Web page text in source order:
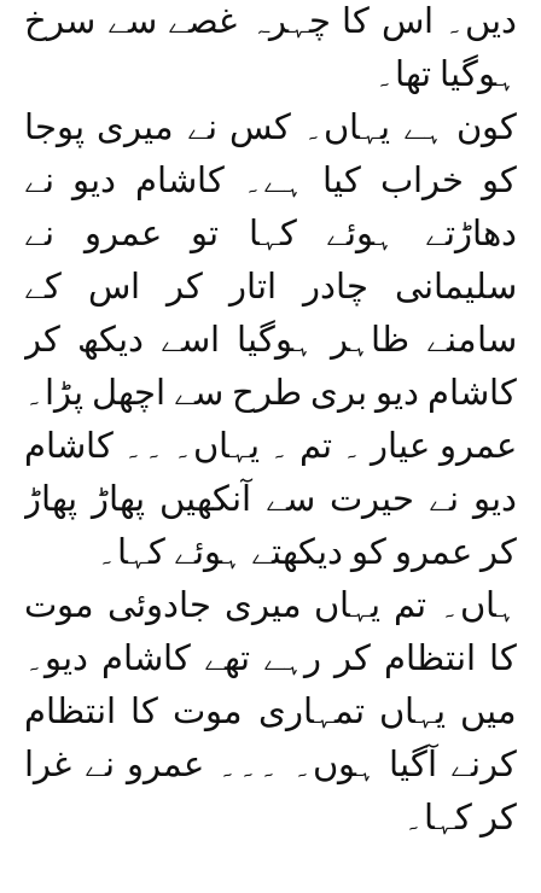
دیں۔ اس کا چہرہ غصے سے سرخ
ہوگیا تھا۔
کون ہے یہاں۔ کس نے میری پوجا
کو خراب کیا ہے۔ کاشام دیو نے
دھاڑتے ہوئے کہا تو عمرو نے
سلیمانی چادر اتار کر اس کے
سامنے ظاہر ہوگیا اسے دیکھ کر
کاشام دیو بری طرح سے اچھل پڑا۔
عمرو عیار ۔ تم ۔ یہاں۔ ۔۔ کاشام
دیو نے حیرت سے آنکھیں پھاڑ پھاڑ
کر عمرو کو دیکھتے ہوئے کہا۔
ہاں۔ تم یہاں میری جادوئی موت
کا انتظام کر رہے تھے کاشام دیو۔
میں یہاں تمہاری موت کا انتظام
کرنے آگیا ہوں۔ ۔۔۔ عمرو نے غرا
کر کہا۔